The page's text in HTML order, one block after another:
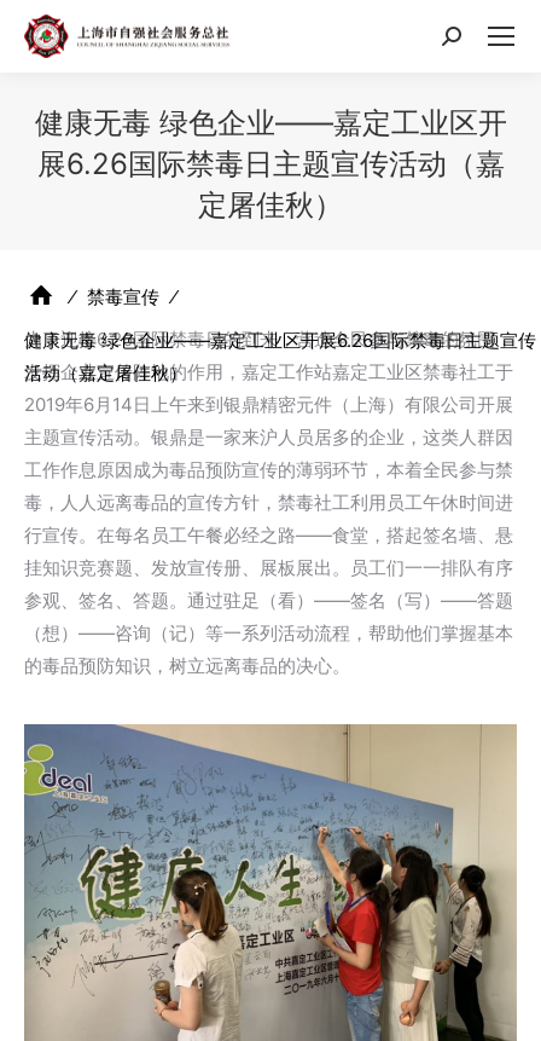
搜
健康无毒 绿色企业——嘉定工业区开
展6.26国际禁毒日主题宣传活动（嘉
定屠佳秋）
⁄ 禁毒宣传 ⁄
健康无毒 绿色企业——嘉定工业区开展6.26国际禁毒日主题宣传
活动（嘉定屠佳秋）
为了迎接6.26国际禁毒日的到来，营造全民参与禁毒的氛围，
发挥企业宣传阵地的作用，嘉定工作站嘉定工业区禁毒社工于
2019年6月14日上午来到银鼎精密元件（上海）有限公司开展
主题宣传活动。银鼎是一家来沪人员居多的企业，这类人群因
工作作息原因成为毒品预防宣传的薄弱环节，本着全民参与禁
毒，人人远离毒品的宣传方针，禁毒社工利用员工午休时间进
行宣传。在每名员工午餐必经之路——食堂，搭起签名墙、悬
挂知识竞赛题、发放宣传册、展板展出。员工们一一排队有序
参观、签名、答题。通过驻足（看）——签名（写）——答题
（想）——咨询（记）等一系列活动流程，帮助他们掌握基本
的毒品预防知识，树立远离毒品的决心。